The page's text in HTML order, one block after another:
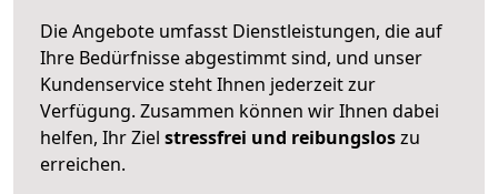
Die Angebote umfasst Dienstleistungen, die auf
Ihre Bedürfnisse abgestimmt sind, und unser
Kundenservice steht Ihnen jederzeit zur
Verfügung. Zusammen können wir Ihnen dabei
helfen, Ihr Ziel stressfrei und reibungsloszu
erreichen.